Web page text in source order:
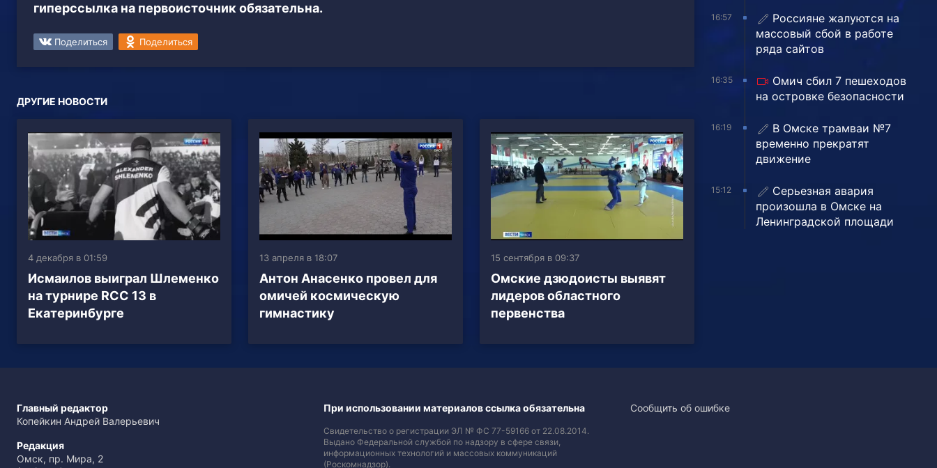
гиперссылка на первоисточник обязательна.
Поделиться Поделиться
ДРУГИЕ НОВОСТИ
4 декабря в 01:59
Исмаилов выиграл Шлеменко
на турнире RCC 13 в
Екатеринбурге
13 апреля в 18:07
Антон Анасенко провел для
омичей космическую
гимнастику
15 сентября в 09:37
Омские дзюдоисты выявят
лидеров областного
первенства
16:57
Россияне жалуются на
массовый сбой в работе
ряда сайтов
16:35
Омич сбил 7 пешеходов
на островке безопасности
16:19
В Омске трамваи №7
временно прекратят
движение
15:12
Серьезная авария
произошла в Омске на
Ленинградской площади
Главный редактор
Копейкин Андрей Валерьевич
Редакция
Омск, пр. Мира, 2
При использовании материалов ссылка обязательна
Свидетельство о регистрации ЭЛ № ФС 77-59166 от 22.08.2014.
Выдано Федеральной службой по надзору в сфере связи,
информационных технологий и массовых коммуникаций
(Роскомнадзор).
Сообщить об ошибке